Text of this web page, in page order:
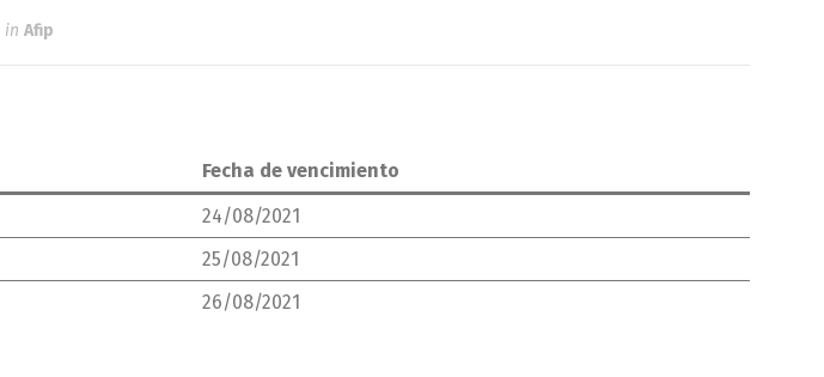
in Afip
Fecha de vencimiento
24/08/2021
25/08/2021
26/08/2021